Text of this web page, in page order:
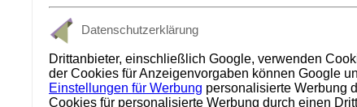
Datenschutzerklärung
Drittanbieter, einschließlich Google, verwenden
der Cookies für Anzeigenvorgaben können Google
Einstellungen für Werbung personalisierte Werbung
Cookies für personalisierte Werbung durch einen